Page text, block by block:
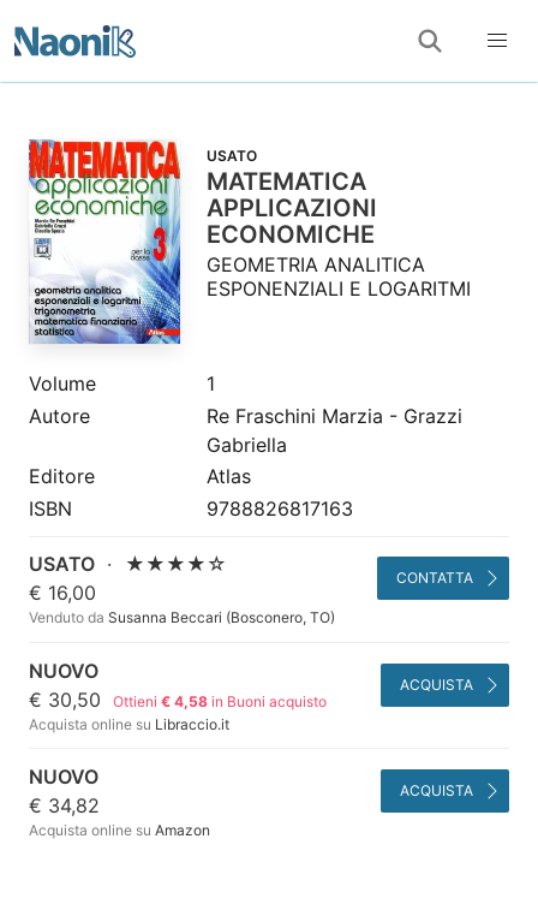
USATO
MATEMATICA
APPLICAZIONI
ECONOMICHE
GEOMETRIA ANALITICA
ESPONENZIALI E LOGARITMI
Volume
1
Autore
Re Fraschini Marzia - Grazzi
Gabriella
Editore
Atlas
ISBN
9788826817163
USATO ·
★★★★☆
€ 16,00
Venduto da Susanna Beccari (Bosconero, TO)
CONTATTA
NUOVO
€ 30,50
Ottieni€ 4,58 in Buoni acquisto
Acquista online su Libraccio.it
ACQUISTA
NUOVO
€ 34,82
Acquista online su Amazon
ACQUISTA